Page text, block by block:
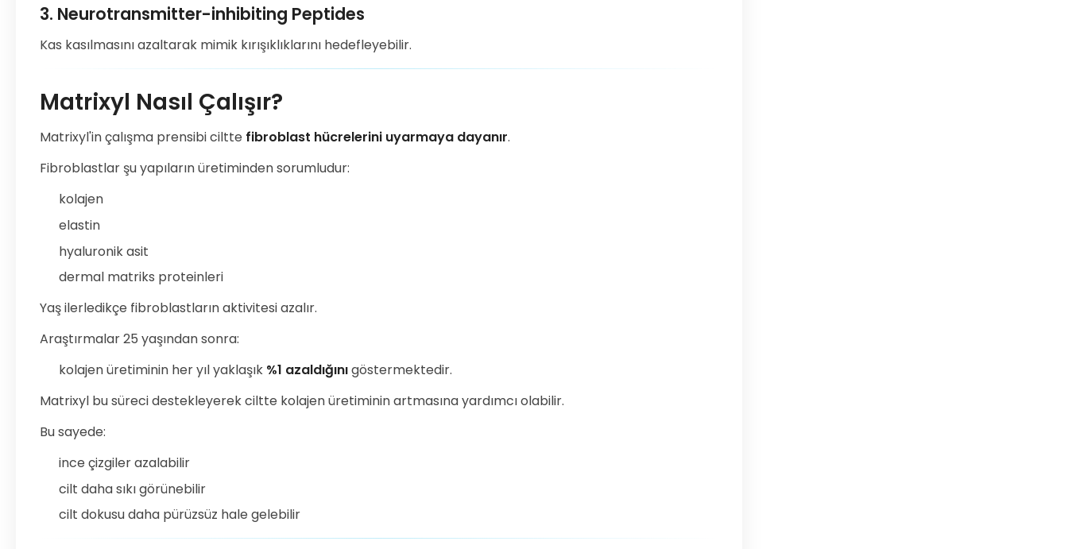
3. Neurotransmitter-inhibiting Peptides
Kas kasılmasını azaltarak mimik kırışıklıklarını hedefleyebilir.
Matrixyl Nasıl Çalışır?
Matrixyl'in çalışma prensibi ciltte fibroblast hücrelerini uyarmaya dayanır.
Fibroblastlar şu yapıların üretiminden sorumludur:
kolajen
elastin
hyaluronik asit
dermal matriks proteinleri
Yaş ilerledikçe fibroblastların aktivitesi azalır.
Araştırmalar 25 yaşından sonra:
kolajen üretiminin her yıl yaklaşık %1 azaldığınıgöstermektedir.
Matrixyl bu süreci destekleyerek ciltte kolajen üretiminin artmasına yardımcı olabilir.
Bu sayede:
ince çizgiler azalabilir
cilt daha sıkı görünebilir
cilt dokusu daha pürüzsüz hale gelebilir